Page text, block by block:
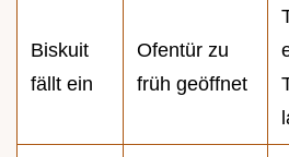
Biskuit
fällt ein
Ofentür zu
früh geöffnet